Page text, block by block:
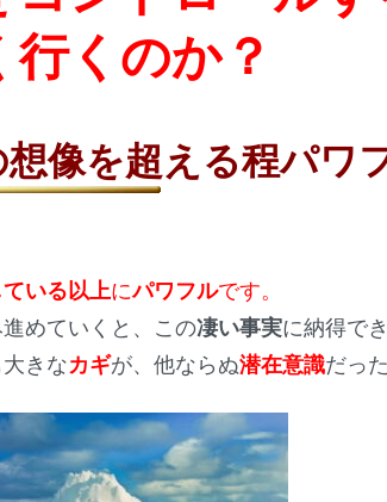
行くのか？
像を超える程パワ
いる以上にパワフルです。
めていくと、この凄い事実に納得で
きなカギが、他ならぬ潜在意識だっ